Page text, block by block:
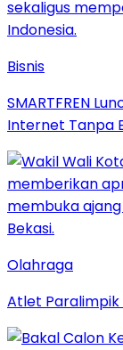
Bisnis
SMARTFREN
Internet Tanpa
Olahraga
Atlet Paralimpik